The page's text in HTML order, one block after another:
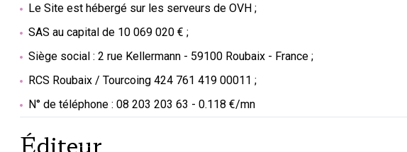
Le Site est hébergé sur les serveurs de OVH ;
SAS au capital de 10 069 020 € ;
Siège social : 2 rue Kellermann - 59100 Roubaix - France ;
RCS Roubaix / Tourcoing 424 761 419 00011 ;
N° de téléphone : 08 203 203 63 - 0.118 €/mn
Éditeur